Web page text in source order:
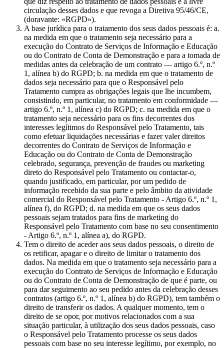
circulação desses dados e que revoga a Diretiva 95/46/CE,
(doravante: «RGPD»).
A base jurídica para o tratamento dos seus dados pessoais é: a.
na medida em que o tratamento seja necessário para a
execução do Contrato de Serviços de Informação e Educação
ou do Contrato de Conta de Demonstração e para a tomada de
medidas antes da celebração de um contrato — artigo 6.º, n.º
1, alínea b) do RGPD; b. na medida em que o tratamento de
dados seja necessário para que o Responsável pelo
Tratamento cumpra as obrigações legais que lhe incumbem,
consistindo, em particular, no tratamento em conformidade —
artigo 6.º, n.º 1, alínea c) do RGPD; c. na medida em que o
tratamento seja necessário para os fins decorrentes dos
interesses legítimos do Responsável pelo Tratamento, tais
como efetuar liquidações necessárias e fazer valer direitos
decorrentes do Contrato de Serviços de Informação e
Educação ou do Contrato de Conta de Demonstração
celebrado, segurança, prevenção de fraudes ou marketing
direto do Responsável pelo Tratamento ou contactar-o,
quando justificado, em particular, por um pedido de
informação recebido da sua parte e pelo âmbito da atividade
comercial do Responsável pelo Tratamento - Artigo 6.º, n.º 1,
alínea f), do RGPD; d. na medida em que os seus dados
pessoais sejam tratados para fins de marketing do
Responsável pelo Tratamento com base no seu consentimento
- Artigo 6.º, n.º 1, alínea a), do RGPD.
Tem o direito de aceder aos seus dados pessoais, o direito de
os retificar, apagar e o direito de limitar o tratamento dos
dados. Na medida em que o tratamento seja necessário para a
execução do Contrato de Serviços de Informação e Educação
ou do Contrato de Conta de Demonstração de que é parte, ou
para dar seguimento ao seu pedido antes da celebração desses
contratos (artigo 6.º, n.º 1, alínea b) do RGPD), tem também o
direito de transferir os dados. A qualquer momento, tem o
direito de se opor, por motivos relacionados com a sua
situação particular, à utilização dos seus dados pessoais, caso
o Responsável pelo Tratamento processe os seus dados
pessoais com base no seu interesse legítimo, por exemplo, no